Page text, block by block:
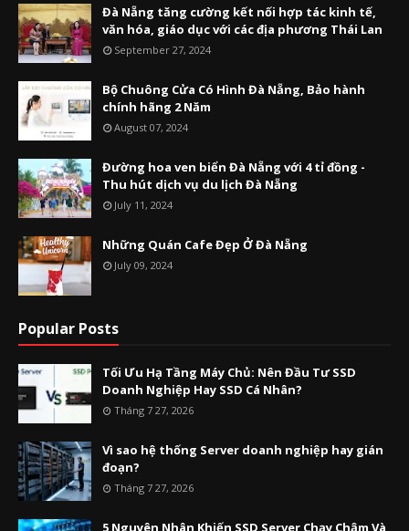
Đà Nẵng tăng cường kết nối hợp tác kinh tế,
văn hóa, giáo dục với các địa phương Thái Lan
September 27, 2024
Bộ Chuông Cửa Có Hình Đà Nẵng, Bảo hành
chính hãng 2 Năm
August 07, 2024
Đường hoa ven biển Đà Nẵng với 4 tỉ đồng -
Thu hút dịch vụ du lịch Đà Nẵng
July 11, 2024
Những Quán Cafe Đẹp Ở Đà Nẵng
July 09, 2024
Popular Posts
Tối Ưu Hạ Tầng Máy Chủ: Nên Đầu Tư SSD
Doanh Nghiệp Hay SSD Cá Nhân?
Tháng 7 27, 2026
Vì sao hệ thống Server doanh nghiệp hay gián
đoạn?
Tháng 7 27, 2026
5 Nguyên Nhân Khiến SSD Server Chạy Chậm Và